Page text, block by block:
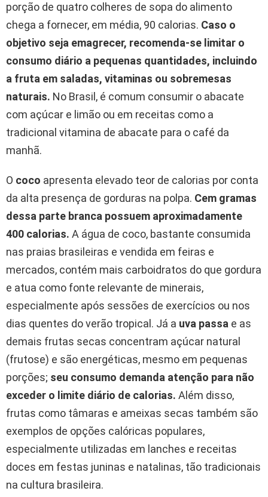
porção de quatro colheres de sopa do alimento
chega a fornecer, em média, 90 calorias. Caso o
objetivo seja emagrecer, recomenda-se limitar o
consumo diário a pequenas quantidades, incluindo
a fruta em saladas, vitaminas ou sobremesas
naturais. No Brasil, é comum consumir o abacate
com açúcar e limão ou em receitas como a
tradicional vitamina de abacate para o café da
manhã.
O coco apresenta elevado teor de calorias por conta
da alta presença de gorduras na polpa. Cem gramas
dessa parte branca possuem aproximadamente
400 calorias. A água de coco, bastante consumida
nas praias brasileiras e vendida em feiras e
mercados, contém mais carboidratos do que gordura
e atua como fonte relevante de minerais,
especialmente após sessões de exercícios ou nos
dias quentes do verão tropical. Já a uva passa e as
demais frutas secas concentram açúcar natural
(frutose) e são energéticas, mesmo em pequenas
porções; seu consumo demanda atenção para não
exceder o limite diário de calorias. Além disso,
frutas como tâmaras e ameixas secas também são
exemplos de opções calóricas populares,
especialmente utilizadas em lanches e receitas
doces em festas juninas e natalinas, tão tradicionais
na cultura brasileira.